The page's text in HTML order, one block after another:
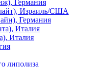
Германия
Израиль/США
Германия
Италия
Италия
липолиза